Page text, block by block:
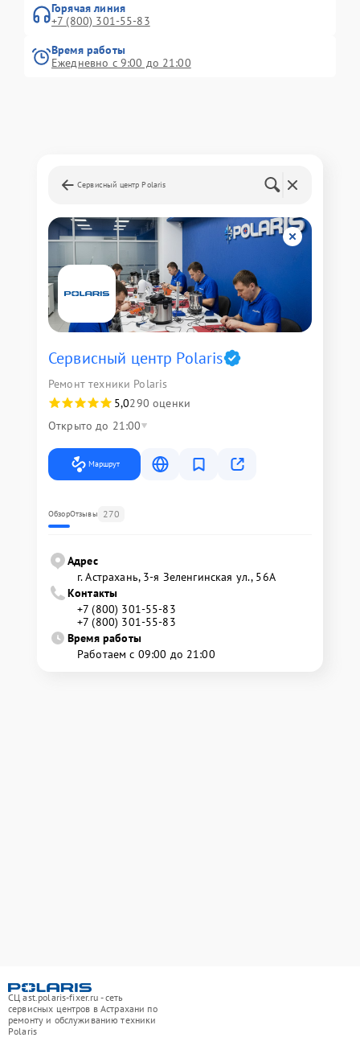
Горячая линия
+7 (800) 301-55-83
Время работы
Ежедневно с 9:00 до 21:00
Сервисный центр Polaris
Сервисный центр Polaris
Ремонт техники Polaris
5,0290 оценки
Открыто до 21:00
Маршрут
ОбзорОтзывы 270
Адрес
г. Астрахань, 3-я Зеленгинская ул., 56А
Контакты
+7 (800) 301-55-83
+7 (800) 301-55-83
Время работы
Работаем с 09:00 до 21:00
СЦ ast.polaris-fixer.ru - сеть
сервисных центров в Астрахани по
ремонту и обслуживанию техники
Polaris